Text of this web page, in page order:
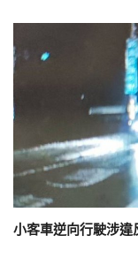
小客車逆向行駛涉違